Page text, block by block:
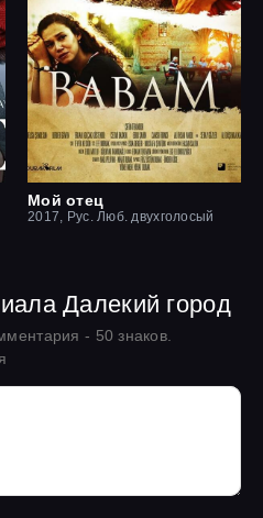
Мой отец
2017, Рус. Люб. двухголосый
Далекий город
- 50 знаков.